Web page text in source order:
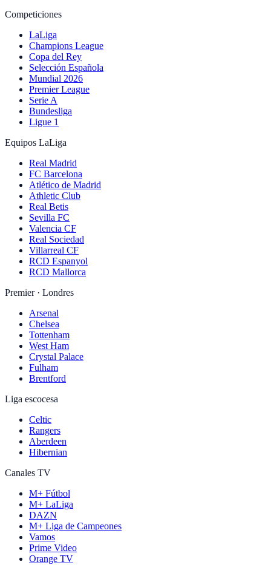
Competiciones
LaLiga
Champions League
Copa del Rey
Selección Española
Mundial 2026
Premier League
Serie A
Bundesliga
Ligue 1
Equipos LaLiga
Real Madrid
FC Barcelona
Atlético de Madrid
Athletic Club
Real Betis
Sevilla FC
Valencia CF
Real Sociedad
Villarreal CF
RCD Espanyol
RCD Mallorca
Premier · Londres
Arsenal
Chelsea
Tottenham
West Ham
Crystal Palace
Fulham
Brentford
Liga escocesa
Celtic
Rangers
Aberdeen
Hibernian
Canales TV
M+ Fútbol
M+ LaLiga
DAZN
M+ Liga de Campeones
Vamos
Prime Video
Orange TV